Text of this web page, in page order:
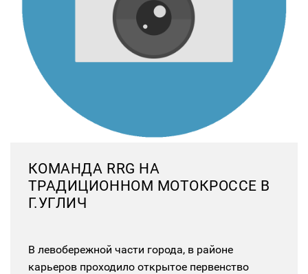
КОМАНДА RRG НА
ТРАДИЦИОННОМ МОТОКРОССЕ В
Г.УГЛИЧ
В левобережной части города, в районе
карьеров проходило открытое первенство